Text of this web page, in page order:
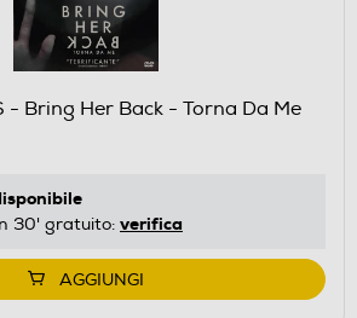
- Bring Her Back - Torna Da Me
30' gratuito: verifica
AGGIUNGI